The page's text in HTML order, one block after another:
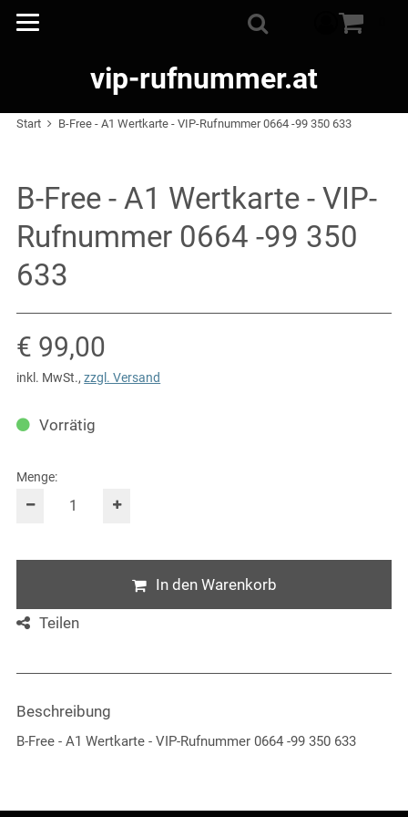
vip-rufnummer.at
Start B-Free - A1 Wertkarte - VIP-Rufnummer 0664 -99 350 633
B-Free - A1 Wertkarte - VIP-
Rufnummer 0664 -99 350
633
Verkaufspreis: € 99,00
€ 99,00
inkl. MwSt.,zzgl. Versand
Vorrätig
Menge:
In den Warenkorb
Teilen
Beschreibung
B-Free - A1 Wertkarte - VIP-Rufnummer 0664 -99 350 633